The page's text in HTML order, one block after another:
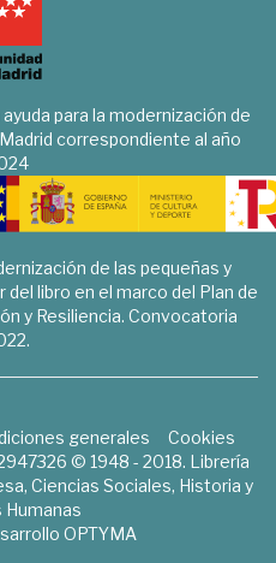
para la modernización de
correspondiente al año
de las pequeñas y
libro en el marco del Plan de
y Resiliencia. Convocatoria
generales
Cookies
© 1948 - 2018. Librería
Ciencias Sociales, Historia y
Humanas
OPTYMA